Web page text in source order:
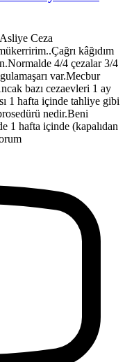
Ceza
kâğıdım
4/4 çezalar 3/4
var.Mecbur
bazı cezaevleri 1 ay
1 hafta içinde tahliye gibi
nedir.Beni
1 hafta içinde (kapalıdan